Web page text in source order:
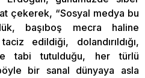
çekerek, “Sosyal medya bu
başıboş mecra haline
edildiği, dolandırıldığı,
tabi tutulduğu, her türlü
bir sanal dünyaya asla